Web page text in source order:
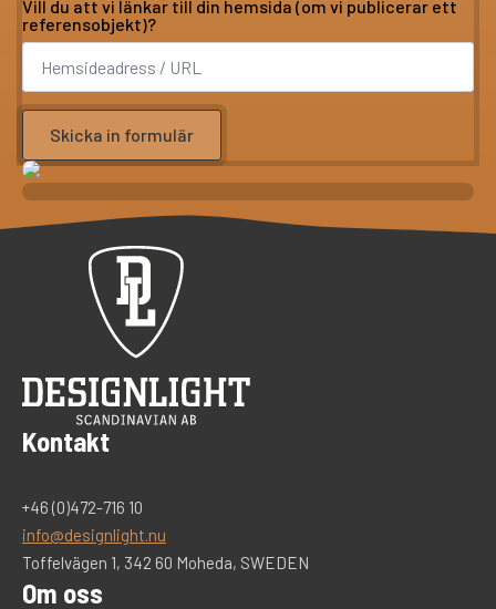
Vill du att vi länkar till din hemsida (om vi publicerar ett
referensobjekt)?
Skicka in formulär
Kontakt
+46 (0)472-716 10
info@designlight.nu
Toffelvägen 1, 342 60 Moheda, SWEDEN
Om oss